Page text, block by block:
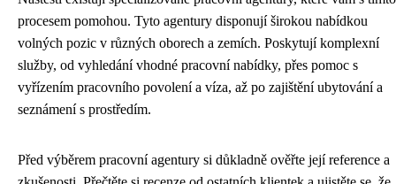
procesem pomohou. Tyto agentury disponují širokou nabídkou
volných pozic v různých oborech a zemích. Poskytují komplexní
služby, od vyhledání vhodné pracovní nabídky, přes pomoc s
vyřízením pracovního povolení a víza, až po zajištění ubytování a
seznámení s prostředím.
Před výběrem pracovní agentury si důkladně ověřte její reference a